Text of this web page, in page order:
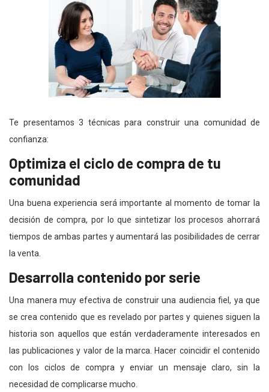
Te presentamos 3 técnicas para construir una comunidad de
confianza:
Optimiza el ciclo de compra de tu
comunidad
Una buena experiencia será importante al momento de tomar la
decisión de compra, por lo que sintetizar los procesos ahorrará
tiempos de ambas partes y aumentará las posibilidades de cerrar
la venta.
Desarrolla contenido por serie
Una manera muy efectiva de construir una audiencia fiel, ya que
se crea contenido que es revelado por partes y quienes siguen la
historia son aquellos que están verdaderamente interesados en
las publicaciones y valor de la marca. Hacer coincidir el contenido
con los ciclos de compra y enviar un mensaje claro, sin la
necesidad de complicarse mucho.